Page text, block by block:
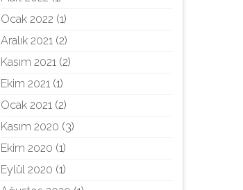
Ocak 2022 (1)
Aralık 2021 (2)
Kasım 2021 (2)
Ekim 2021 (1)
Ocak 2021 (2)
Kasım 2020 (3)
Ekim 2020 (1)
Eylül 2020 (1)